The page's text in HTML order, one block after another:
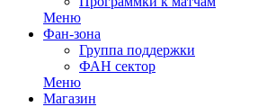
Меню
Фан-зона
Группа поддержки
ФАН сектор
Меню
Магазин